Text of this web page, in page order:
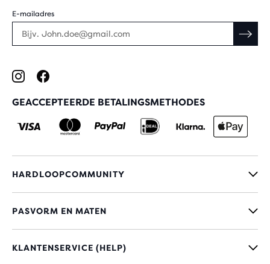
E-mailadres
GEACCEPTEERDE BETALINGSMETHODES
HARDLOOPCOMMUNITY
PASVORM EN MATEN
KLANTENSERVICE (HELP)